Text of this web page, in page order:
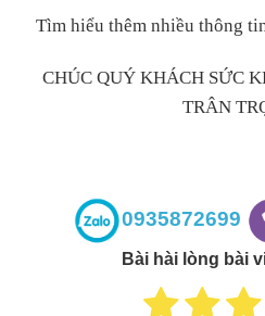
Tìm hiểu thêm nhiều thông
CHÚC QUÝ KHÁCH SỨC
TRÂN
0935872699
Bài hài lòng bài